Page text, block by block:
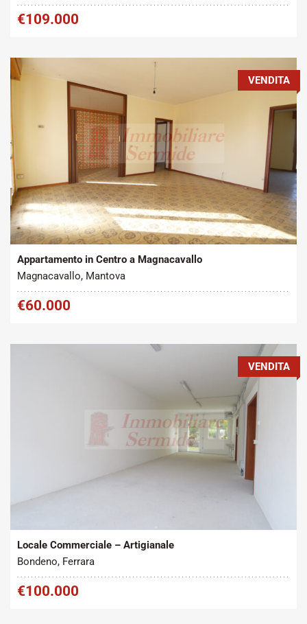
€109.000
Tipo contratto:
Vendita
Metratura Commerciale:
130 m
VENDITA
Appartamento in Centro a Magnacavallo
Magnacavallo, Mantova
€60.000
Tipo contratto:
350 m
VENDITA
Locale Commerciale – Artigianale
Bondeno, Ferrara
€100.000